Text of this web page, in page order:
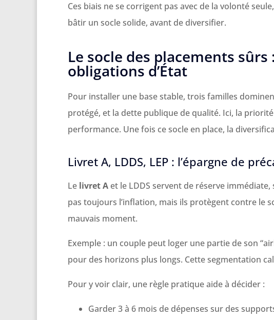
Ces biais ne se corrigent pas avec de la volonté
bâtir un socle solide, avant de diversifier.
Le socle des placements
obligations d’État
Pour installer une base stable, trois familles
protégé, et la dette publique de qualité. Ici, la priorité
performance. Une fois ce socle en place, la
Livret A, LDDS, LEP : l’épargne de
Le livret A et le LDDS servent de réserve
pas toujours l’inflation, mais ils protègent contre le
mauvais moment.
Exemple : un couple peut loger une partie de son
pour des horizons plus longs. Cette segmentation
Pour y voir clair, une règle pratique aide à décider :
Garder 3 à 6 mois de dépenses sur des